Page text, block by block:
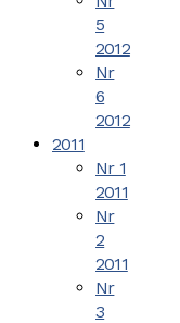
5
2012
Nr
6
2012
2011
Nr 1
2011
Nr
2
2011
Nr
3